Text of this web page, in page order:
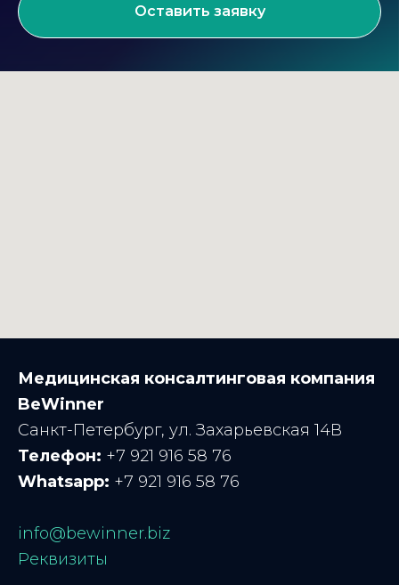
Оставить заявку
Медицинская консалтинговая компания
BeWinner
Санкт-Петербург, ул. Захарьевская 14В
Телефон: +7 921 916 58 76
Whatsapp: +7 921 916 58 76
info@bewinner.biz
Реквизиты